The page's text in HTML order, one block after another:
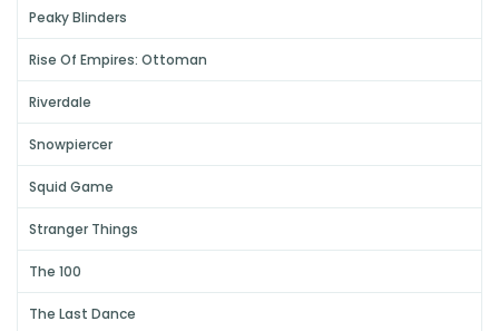
Peaky Blinders
Rise Of Empires: Ottoman
Riverdale
Snowpiercer
Squid Game
Stranger Things
The 100
The Last Dance